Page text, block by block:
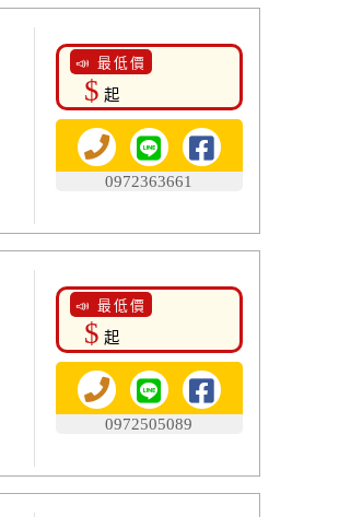
📣 最低價
$ 起
0972363661
📣 最低價
$ 起
0972505089